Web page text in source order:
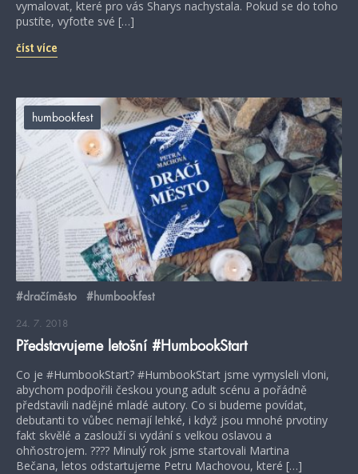
vymalovat, které pro vás Sharys nachystala. Pokud se do toho
pustíte, vyfoťte své […]
číst více
humbookfest
#dračíměsto #humbookfest
24. 7. 2018
Představujeme letošní #HumbookStart
Co je #HumbookStart? #HumbookStart jsme vymysleli vloni,
abychom podpořili českou young adult scénu a pořádně
představili nadějné mladé autory. Co si budeme povídat,
debutanti to vůbec nemají lehké, i když jsou mnohé prvotiny
fakt skvělé a zaslouží si vydání s velkou oslavou a
ohňostrojem. ???? Minulý rok jsme startovali Martina
Bečana, letos odstartujeme Petru Machovou, které […]